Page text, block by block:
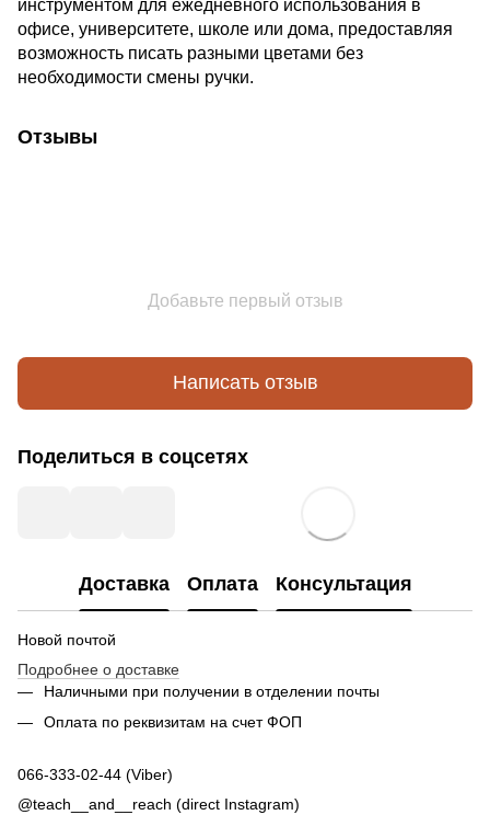
инструментом для ежедневного использования в
офисе, университете, школе или дома, предоставляя
возможность писать разными цветами без
необходимости смены ручки.
Отзывы
Добавьте первый отзыв
Написать отзыв
Поделиться в соцсетях
Доставка Оплата Консультация
Новой почтой
Подробнее о доставке
Наличными при получении в отделении почты
Оплата по реквизитам на счет ФОП
066-333-02-44 (Viber)
@teach__and__reach (direct Instagram)